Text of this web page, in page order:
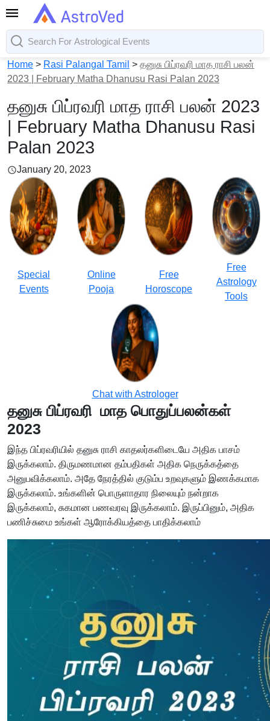
Home > Rasi Palangal Tamil > தனுசு பிப்ரவரி மாத ராசி பலன்
2023 | February Matha Dhanusu Rasi Palan 2023
தனுசு பிப்ரவரி மாத ராசி பலன் 2023
| February Matha Dhanusu Rasi
Palan 2023
January 20, 2023
Special
Events
Online
Pooja
Free
Horoscope
Free
Astrology
Tools
Chat with Astrologer
தனுசு பிப்ரவரி மாத பொதுப்பலன்கள்
2023
இந்த பிப்ரவரியில் தனுசு ராசி காதலர்களிடையே அதிக பாசம்
இருக்கலாம். திருமணமான தம்பதிகள் அதிக நெருக்கத்தை
அனுபவிக்கலாம். அதே நேரத்தில் குடும்ப உறவுகளும் இணக்கமாக
இருக்கலாம். உங்களின் பொருளாதார நிலையும் நன்றாக
இருக்கலாம், சுகமான பணவரவு இருக்கலாம். இருப்பினும், அதிக
பணிச்சுமை உங்கள் ஆரோக்கியத்தை பாதிக்கலாம்